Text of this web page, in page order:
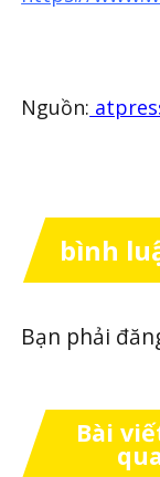
Nguồn:
bình
Bạn phải
Bài